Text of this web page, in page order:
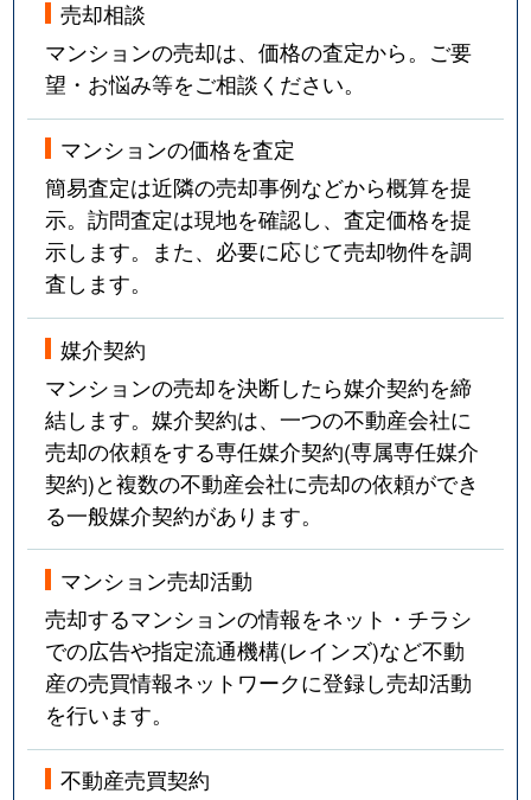
売却相談
マンションの売却は、価格の査定から。ご要
望・お悩み等をご相談ください。
マンションの価格を査定
簡易査定は近隣の売却事例などから概算を提
示。訪問査定は現地を確認し、査定価格を提
示します。また、必要に応じて売却物件を調
査します。
媒介契約
マンションの売却を決断したら媒介契約を締
結します。媒介契約は、一つの不動産会社に
売却の依頼をする専任媒介契約(専属専任媒介
契約)と複数の不動産会社に売却の依頼ができ
る一般媒介契約があります。
マンション売却活動
売却するマンションの情報をネット・チラシ
での広告や指定流通機構(レインズ)など不動
産の売買情報ネットワークに登録し売却活動
を行います。
不動産売買契約